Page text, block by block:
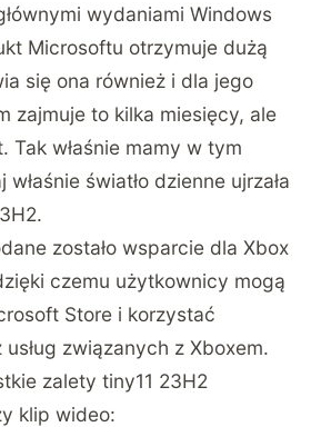
wydaniami Windows
Microsoftu otrzymuje dużą
się ona również i dla jego
zajmuje to kilka miesięcy, ale
Tak właśnie mamy w tym
światło dzienne ujrzała
zostało wsparcie dla Xbox
czemu użytkownicy mogą
Store i korzystać
związanych z Xboxem.
zalety tiny11 23H2
klip wideo: